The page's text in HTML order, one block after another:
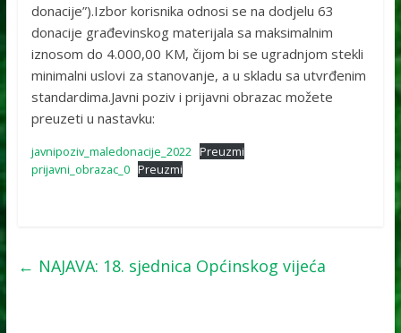
donacije”).Izbor korisnika odnosi se na dodjelu 63
donacije građevinskog materijala sa maksimalnim
iznosom do 4.000,00 KM, čijom bi se ugradnjom stekli
minimalni uslovi za stanovanje, a u skladu sa utvrđenim
standardima.Javni poziv i prijavni obrazac možete
preuzeti u nastavku:
javnipoziv_maledonacije_2022 Preuzmi
prijavni_obrazac_0 Preuzmi
← NAJAVA: 18. sjednica Općinskog vijeća